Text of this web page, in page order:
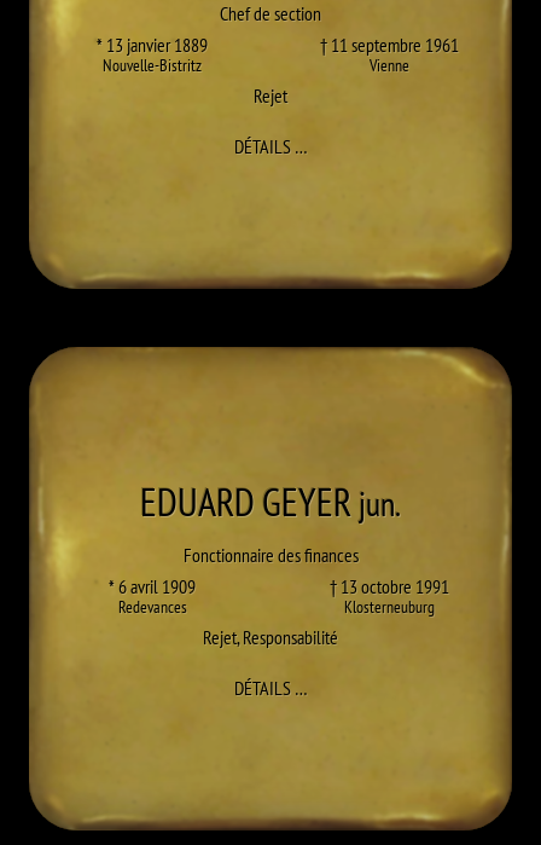
Chef de section
* 13 janvier 1889
Nouvelle-Bistritz
† 11 septembre 1961
Vienne
Rejet
DÉTAILS…À EMIL GARHOFER
EDUARDGEYER jun.
Fonctionnaire des finances
* 6 avril 1909
Redevances
† 13 octobre 1991
Klosterneuburg
Rejet,Responsabilité
DÉTAILS…À EDUARD GEYER JUN.